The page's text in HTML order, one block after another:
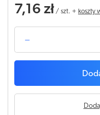
7,16 zł / szt. + koszty